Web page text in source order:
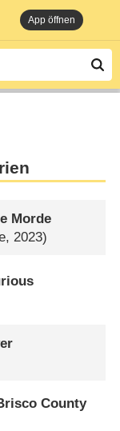
App öffnen
Morde
2023)
County